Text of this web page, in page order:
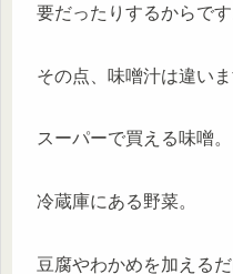
要だったりするからです
その点、味噌汁は違いま
スーパーで買える味噌。
冷蔵庫にある野菜。
豆腐やわかめを加える